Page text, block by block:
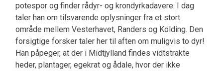
potespor og finder rådyr- og krondyrkadavere. I dag
taler han om tilsvarende oplysninger fra et stort
område mellem Vesterhavet, Randers og Kolding. Den
forsigtige forsker taler her til aften om muligvis to dyr!
Han påpeger, at der i Midtjylland findes vidtstrakte
heder, plantager, egekrat og ådale, hvor der ikke